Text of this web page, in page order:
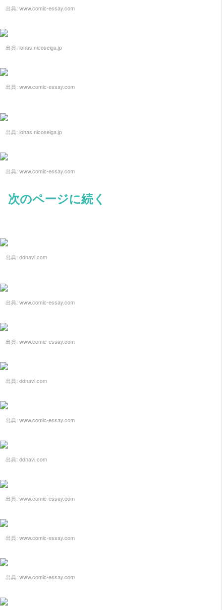
出典: www.comic-essay.com
出典: lohas.nicoseiga.jp
出典: www.comic-essay.com
出典: lohas.nicoseiga.jp
出典: www.comic-essay.com
次のページに続く
出典: ddnavi.com
出典: www.comic-essay.com
出典: www.comic-essay.com
出典: ddnavi.com
出典: www.comic-essay.com
出典: ddnavi.com
出典: www.comic-essay.com
出典: www.comic-essay.com
出典: www.comic-essay.com